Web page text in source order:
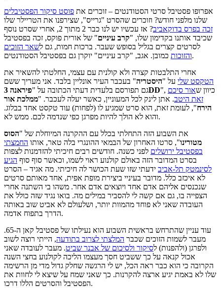
אפרופו פסטיבל סרטי הסטודנטים – זוכרים את פוסט סיקור הפסטיבלים
שלנו מלפני חודש? וזוכרים שהסרט "גרייס", שצירפנו את הטריילר שלו
זכה בפרס בדוקאביב
? אז עכשיו יש לנו כבר 2 מתוך 2, אחרי שסרט נוסף
שכיבד אותנו בקדימון שלו, "קרב עיניים" של אורית פוקס, זכה בפסטיבל
לסרטים קצרים בגליל בסופש שעבר. ברכות חמות, גם לשאר הזוכים
והזוכותכמובן. אגב, "קרב עיניים" יוקרן גם בפסטיבל הסטודנטים.
אחרי התלבטות קצרה ולא קולנית עם עצמי, החלטתי להשאיר את
הטקסט שלי על "היסטריה" בעכבר העיר אונליין בלבד. אני מעריך ששם
גם תפורסם בלעדית דעתי הכתובה על "פיראנה 3DD ", כיוון שאור סיכם
זאת היטב. אתן לינק לכל המעוניין, כאשר יעלה לעכבר. "ממלכת אור
הירח", לעומת זאת, הוא סרט שמגיע לו (לפחות) עוד טקסט אחד בבלוג.
והוא לא הולך להיות מפרגן כפי שנדמה לכם. ממש לא.
את השבוע הזה התחלתי בכלל עם ההקרנה המיוחלת של "הסוס
מטורינו", סרטו האחרון של הבמאי ההונגרי בלה טאר, אותו החמצתי
בפסטיבל ירושלים לפני כשנה. חודשים רבים חיכיתי להזדמנות לצפות
בסרט המדובר הזה באולם קולנוע ראוי לשמו, וכאשר סוף סוף הגיע
לסינמטק תל-אביב ידעתי שזו שעת הכושר לה חיכיתי. מה אגיד – הסרט
לא איכזב כלל. מדובר בעיניי ביצירת מופת אפית, אחד מאותם סרטים
שנכנסים אליהם אדם אחד ויוצאים אדם אחר. משהו בי השתנה אחרי
הצפייה בו, גם אם קשה לי להסביר במילים מה. בואו נגיד שזה כולל את
העובדה שאני לא פוחד מהמוות יותר, ושלעולם לא אביט שוב באותה
הדרך בתפוח אדמה.
עוד עניין שהתרחש בראשית השבוע הוא נעילתו של פסטיבל קאן ה-65.
מעבר לשמות הזוכים שכבר המלצתי לצרוב בתודעה, הייתי רוצה לשוב
ולפרגן (ולהפנות) לסיקור ולסיכום של אבנר שביט. מעבר לעובדה שאני
אכול קנאה על כך ששביט חסך מעצמו הליכה לקולנוע בחצי השנה
הקרובה כי הוא כבר ראה הכל, יש לי הרגשה שחלק גדול מדי מן הרשימה
שלו לא באמת יגיע ארצה להקרנות. כך שאני שמח על שיצא לי לחוות את
הפסטיבל והסרטים הללו דרכו.